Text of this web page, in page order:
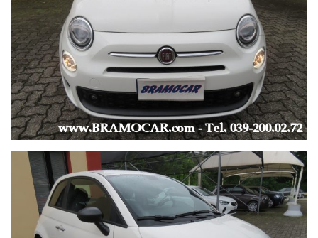
SISTEMA DI NAVIGAZIONE con APP CONNECT -
RADIO TOUCH SCREEN -
VIVAVOCE -
VOLANTE MULTIFUNZIONE -
-
--- CONSUMI ---
-
URBANO: lt/100km, 4.7 -
EXTRAURBANO: lt/100km, 3.4 -
COMBINATO: lt/100km, 3.9 -
KM 66.902 -
UNICO PROPRIETARIO -
AUTO GUIDABILE DAI NEOPATENTATI -
AUTO AZIENDALE, IVA ESPOSTA, FATTURABILE -
FINANZIABILE ANCHE SENZA ANTICIPO -
EVENTUALE RITIRO USATO -